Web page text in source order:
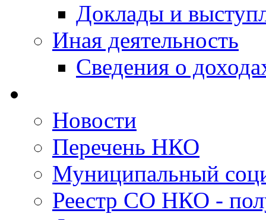
Доклады и
Иная деятельность
Сведения о
Новости
Перечень НКО
Муниципальный
Реестр СО НКО -